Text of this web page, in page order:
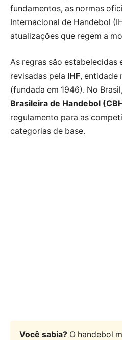
fundamentos, as normas
Internacional de Handebol
atualizações que regem a
As regras são estabelecidas
revisadas pela IHF, entidade
(fundada em 1946). No
Brasileira de Handebol
regulamento para as
categorias de base.
Você sabia?O handebol